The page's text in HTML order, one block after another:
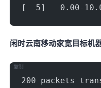
[  5]   0.00-
闲时云南移动家宽(1000Mbps)
200 packets
复制